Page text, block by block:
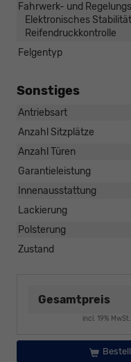
Fahrwerk- und
Elektronisches
Reifendruckkontrolle
Felgentyp
Sonstiges
Antriebsart
Anzahl Sitzplätze
Anzahl Türen
Garantieleistung
Innenausstattung
Lackierung
Polsterung
Zustand
Gesamtpreis
incl. 19%